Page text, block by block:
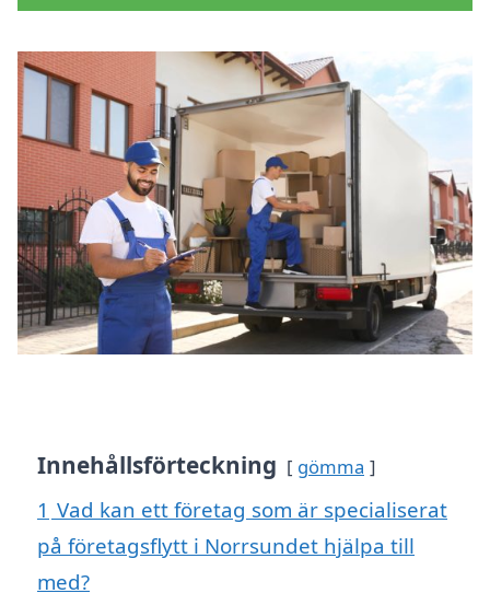
Innehållsförteckning gömma
1 Vad kan ett företag som är specialiserat
på företagsflytt i Norrsundet hjälpa till
med?